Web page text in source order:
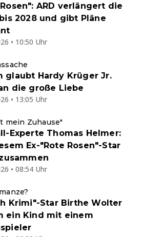
ARD verlängert die
2028 und gibt Pläne
• 10:50 Uhr
glaubt Hardy Krüger Jr.
die große Liebe
• 13:05 Uhr
mein Zuhause"
Experte Thomas Helmer:
Ex-"Rote Rosen"-Star
• 08:54 Uhr
Krimi"-Star Birthe Wolter
ein Kind mit einem